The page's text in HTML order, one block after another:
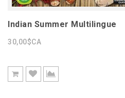
Indian Summer Multilingue
30,00$CA